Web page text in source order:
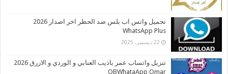
تحميل واتس اب بلس ضد الحظر اخر اصدار 2026
WhatsApp Plus
22 ديسمبر، 2025
تنزيل واتساب عمر باذيب العنابي و الوردي و الازرق 2026
OBWhataApp Omar